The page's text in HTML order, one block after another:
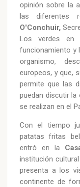
opinión sobre la
las diferentes
O'Conchuir,
Los verdes en
funcionamiento y
organismo,
europeos, y que,
permite que las
puedan discutir la
se realizan en el
Con el tiempo
patatas fritas
entró en la
institución
presenta a los
continente de